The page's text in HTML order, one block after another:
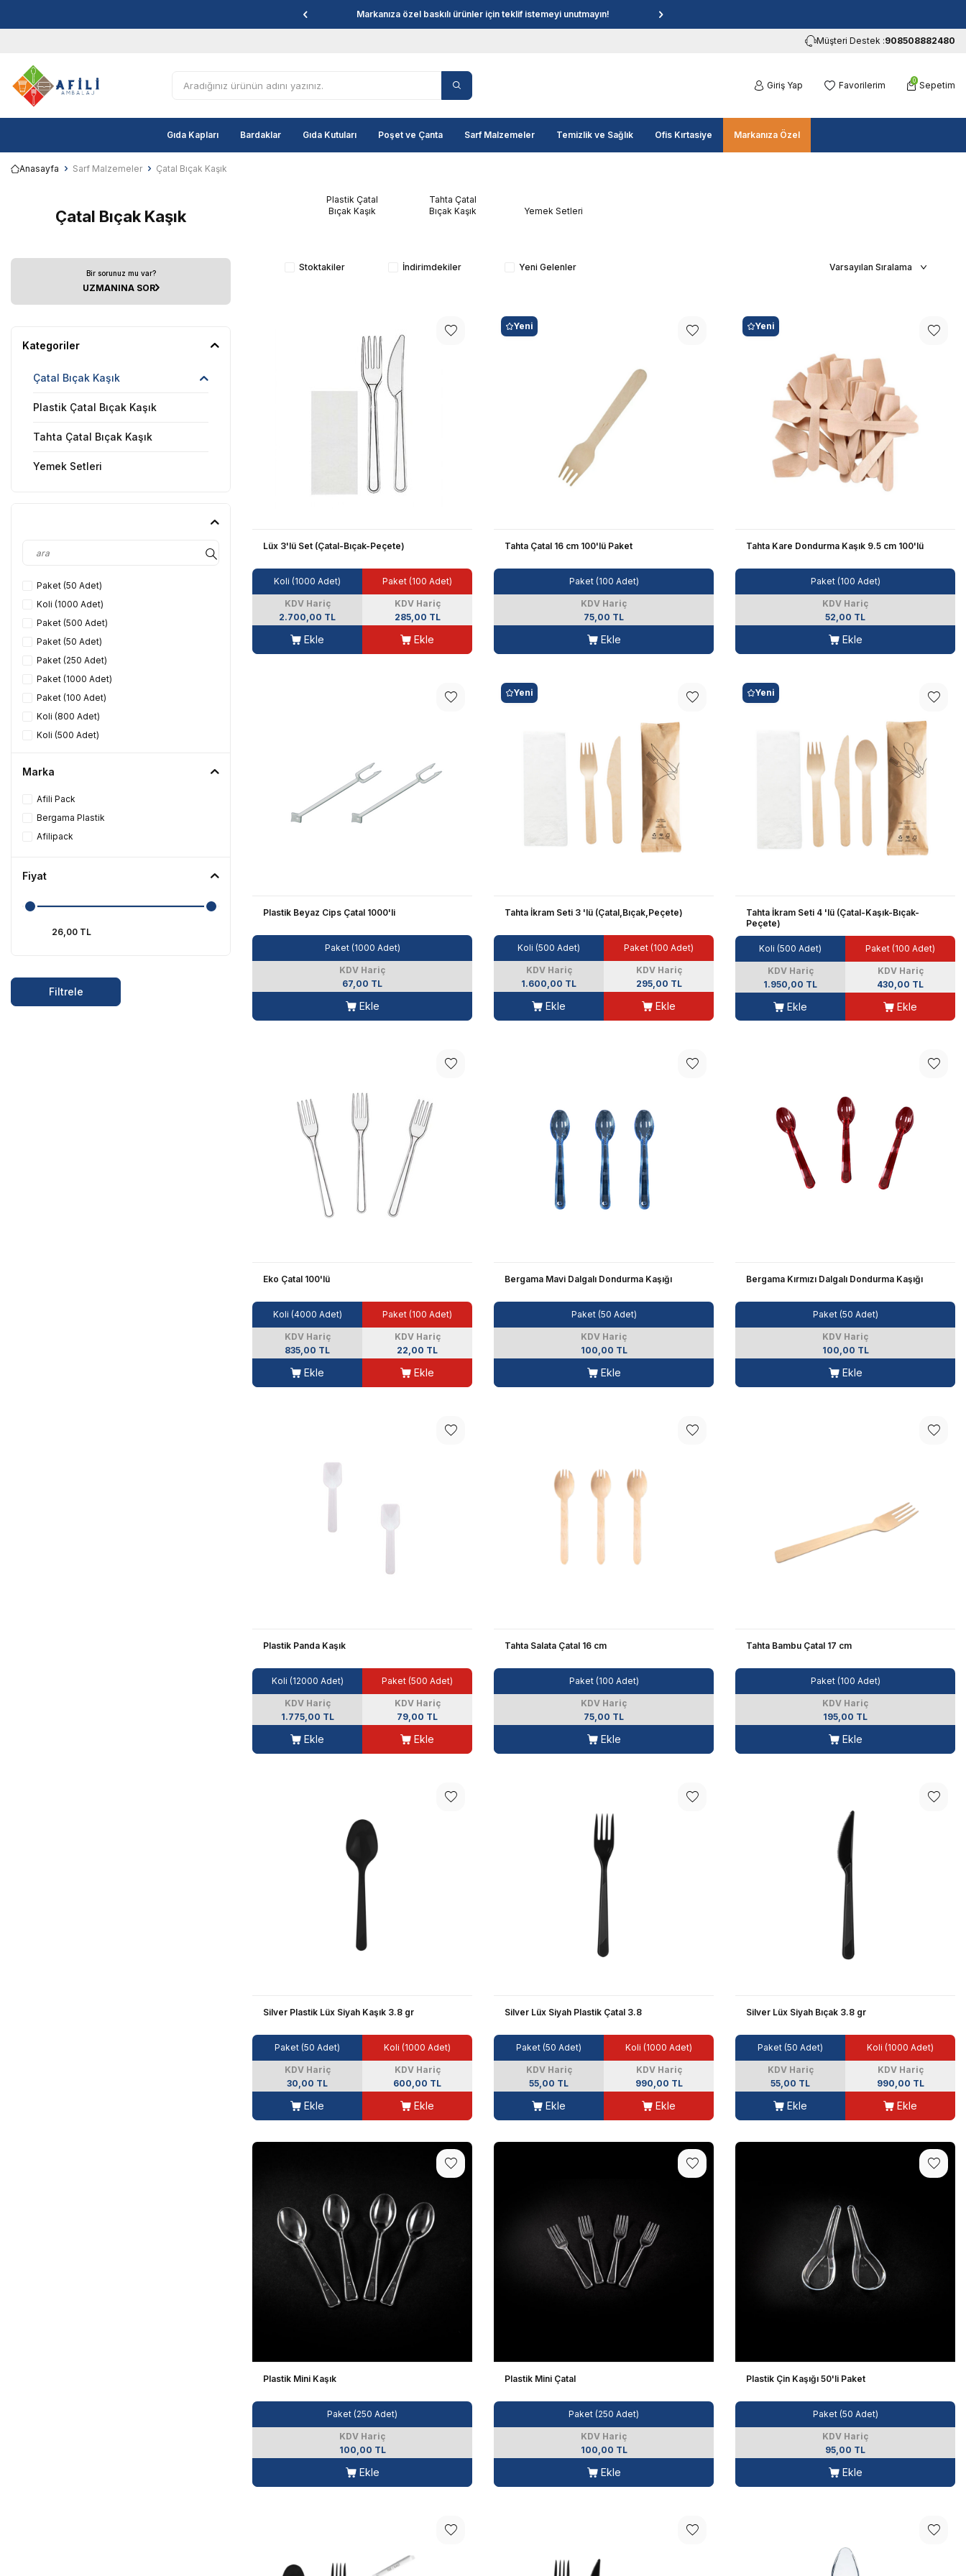
Markanıza özel baskılı ürünler için teklif istemeyi unutmayın!
Müşteri Destek :908508882480
Giriş Yap Favorilerim 0 Sepetim
Gıda Kapları Bardaklar Gıda Kutuları Poşet ve Çanta Sarf Malzemeler Temizlik ve Sağlık Ofis Kırtasiye Markanıza Özel
Anasayfa Sarf Malzemeler Çatal Bıçak Kaşık
Çatal Bıçak Kaşık
Plastik Çatal
Bıçak Kaşık
Tahta Çatal
Bıçak Kaşık
Yemek Setleri
Bir sorunuz mu var?
UZMANINA SOR
Kategoriler
Çatal Bıçak Kaşık
Plastik Çatal Bıçak Kaşık
Tahta Çatal Bıçak Kaşık
Yemek Setleri
Paket (50 Adet)
Koli (1000 Adet)
Paket (500 Adet)
Paket (50 Adet)
Paket (250 Adet)
Paket (1000 Adet)
Paket (100 Adet)
Koli (800 Adet)
Koli (500 Adet)
Koli (12000 Adet)
Marka
Afili Pack
Bergama Plastik
Afilipack
Fiyat
Filtrele
Stoktakiler İndirimdekiler Yeni Gelenler
Lüx 3'lü Set (Çatal-Bıçak-Peçete)
Koli (1000 Adet)
KDV Hariç
2.700,00 TL
Ekle
Paket (100 Adet)
KDV Hariç
285,00 TL
Ekle
Yeni
Tahta Çatal 16 cm 100'lü Paket
Paket (100 Adet)
KDV Hariç
75,00 TL
Ekle
Yeni
Tahta Kare Dondurma Kaşık 9.5 cm 100'lü
Paket (100 Adet)
KDV Hariç
52,00 TL
Ekle
Plastik Beyaz Cips Çatal 1000'li
Paket (1000 Adet)
KDV Hariç
67,00 TL
Ekle
Yeni
Tahta İkram Seti 3 'lü (Çatal,Bıçak,Peçete)
Koli (500 Adet)
KDV Hariç
1.600,00 TL
Ekle
Paket (100 Adet)
KDV Hariç
295,00 TL
Ekle
Yeni
Tahta İkram Seti 4 'lü (Çatal-Kaşık-Bıçak-
Peçete)
Koli (500 Adet)
KDV Hariç
1.950,00 TL
Ekle
Paket (100 Adet)
KDV Hariç
430,00 TL
Ekle
Eko Çatal 100'lü
Koli (4000 Adet)
KDV Hariç
835,00 TL
Ekle
Paket (100 Adet)
KDV Hariç
22,00 TL
Ekle
Bergama Mavi Dalgalı Dondurma Kaşığı
Paket (50 Adet)
KDV Hariç
100,00 TL
Ekle
Bergama Kırmızı Dalgalı Dondurma Kaşığı
Paket (50 Adet)
KDV Hariç
100,00 TL
Ekle
Plastik Panda Kaşık
Koli (12000 Adet)
KDV Hariç
1.775,00 TL
Ekle
Paket (500 Adet)
KDV Hariç
79,00 TL
Ekle
Tahta Salata Çatal 16 cm
Paket (100 Adet)
KDV Hariç
75,00 TL
Ekle
Tahta Bambu Çatal 17 cm
Paket (100 Adet)
KDV Hariç
195,00 TL
Ekle
Silver Plastik Lüx Siyah Kaşık 3.8 gr
Paket (50 Adet)
KDV Hariç
30,00 TL
Ekle
Koli (1000 Adet)
KDV Hariç
600,00 TL
Ekle
Silver Lüx Siyah Plastik Çatal 3.8
Paket (50 Adet)
KDV Hariç
55,00 TL
Ekle
Koli (1000 Adet)
KDV Hariç
990,00 TL
Ekle
Silver Lüx Siyah Bıçak 3.8 gr
Paket (50 Adet)
KDV Hariç
55,00 TL
Ekle
Koli (1000 Adet)
KDV Hariç
990,00 TL
Ekle
Plastik Mini Kaşık
Paket (250 Adet)
KDV Hariç
100,00 TL
Ekle
Plastik Mini Çatal
Paket (250 Adet)
KDV Hariç
100,00 TL
Ekle
Plastik Çin Kaşığı 50'li Paket
Paket (50 Adet)
KDV Hariç
95,00 TL
Ekle